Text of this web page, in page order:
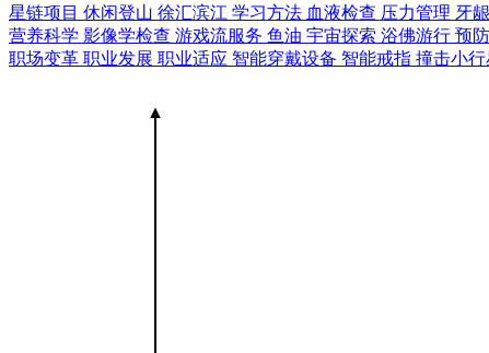
星链项目 休闲登山 徐汇滨江 学习方法 血液检查 压力管理 牙
营养科学 影像学检查 游戏流服务 鱼油 宇宙探索 浴佛游行 预
职场变革 职业发展 职业适应 智能穿戴设备 智能戒指 撞击小行